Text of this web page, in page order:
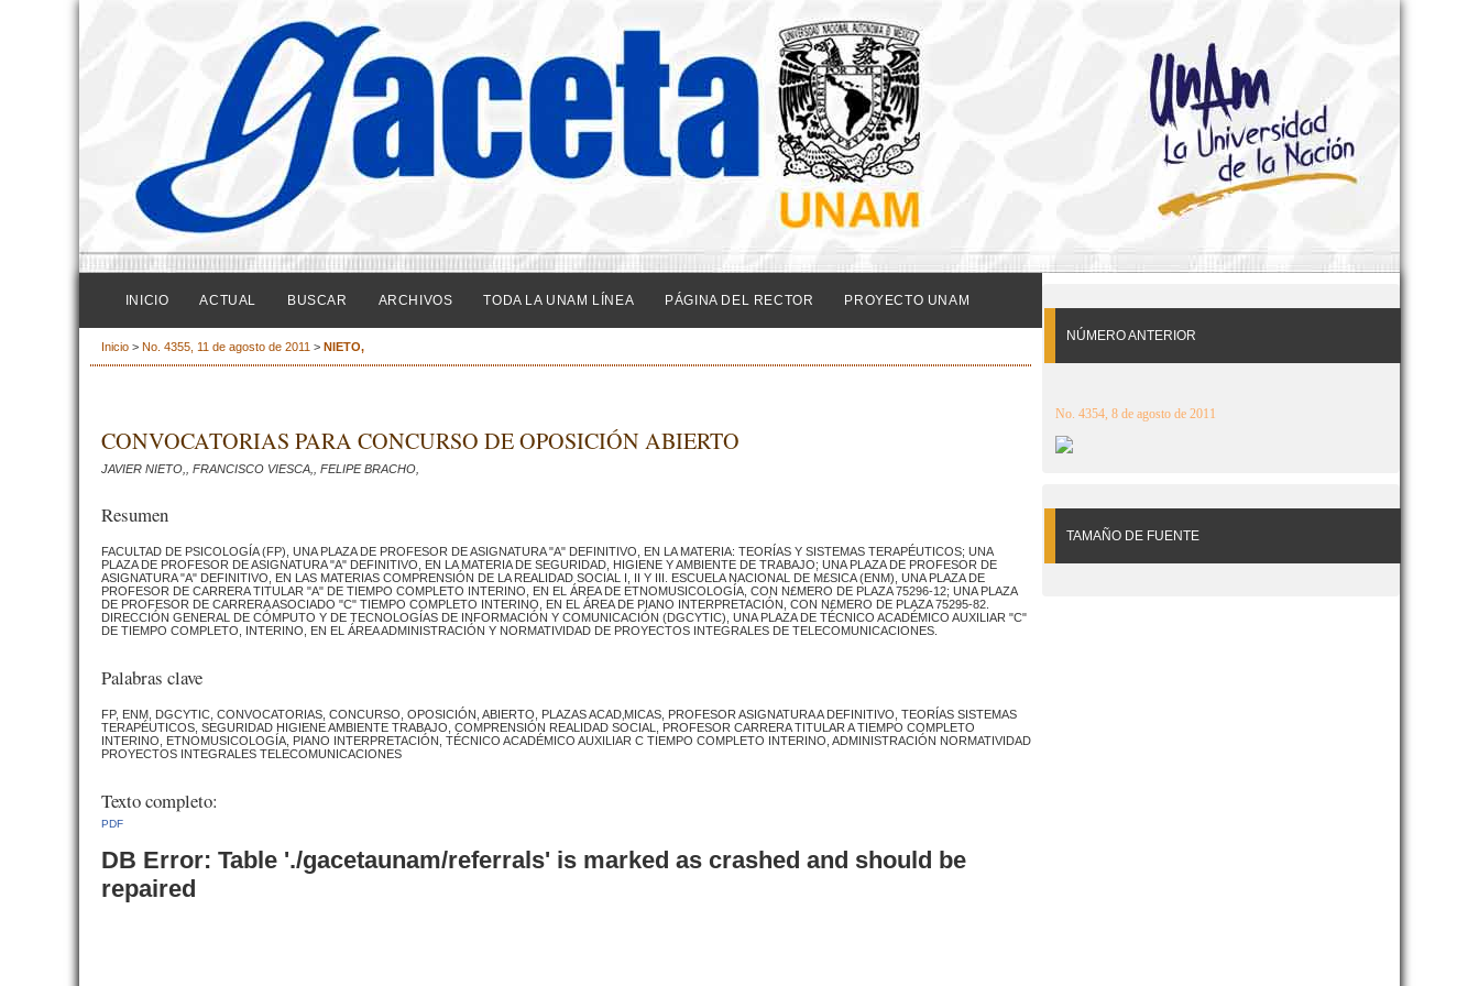
NÚMERO ANTERIOR
No. 4354, 8 de agosto de 2011
TAMAÑO DE FUENTE
INICIO ACTUAL BUSCAR ARCHIVOS TODA LA UNAM LÍNEA PÁGINA DEL RECTOR PROYECTO UNAM
Inicio > No. 4355, 11 de agosto de 2011 > NIETO,
CONVOCATORIAS PARA CONCURSO DE OPOSICIÓN ABIERTO
JAVIER NIETO,, FRANCISCO VIESCA,, FELIPE BRACHO,
Resumen
FACULTAD DE PSICOLOGÍA (FP), UNA PLAZA DE PROFESOR DE ASIGNATURA "A" DEFINITIVO, EN LA MATERIA: TEORÍAS Y SISTEMAS TERAPÉUTICOS; UNA
PLAZA DE PROFESOR DE ASIGNATURA "A" DEFINITIVO, EN LA MATERIA DE SEGURIDAD, HIGIENE Y AMBIENTE DE TRABAJO; UNA PLAZA DE PROFESOR DE
ASIGNATURA "A" DEFINITIVO, EN LAS MATERIAS COMPRENSIÓN DE LA REALIDAD SOCIAL I, II Y III. ESCUELA NACIONAL DE M£SICA (ENM), UNA PLAZA DE
PROFESOR DE CARRERA TITULAR "A" DE TIEMPO COMPLETO INTERINO, EN EL ÁREA DE ETNOMUSICOLOGÍA, CON N£MERO DE PLAZA 75296-12; UNA PLAZA
DE PROFESOR DE CARRERA ASOCIADO "C" TIEMPO COMPLETO INTERINO, EN EL ÁREA DE PIANO INTERPRETACIÓN, CON N£MERO DE PLAZA 75295-82.
DIRECCIÓN GENERAL DE CÓMPUTO Y DE TECNOLOGÍAS DE INFORMACIÓN Y COMUNICACIÓN (DGCYTIC), UNA PLAZA DE TÉCNICO ACADÉMICO AUXILIAR "C"
DE TIEMPO COMPLETO, INTERINO, EN EL ÁREA ADMINISTRACIÓN Y NORMATIVIDAD DE PROYECTOS INTEGRALES DE TELECOMUNICACIONES.
Palabras clave
FP, ENM, DGCYTIC, CONVOCATORIAS, CONCURSO, OPOSICIÓN, ABIERTO, PLAZAS ACAD‚MICAS, PROFESOR ASIGNATURA A DEFINITIVO, TEORÍAS SISTEMAS
TERAPÉUTICOS, SEGURIDAD HIGIENE AMBIENTE TRABAJO, COMPRENSIÓN REALIDAD SOCIAL, PROFESOR CARRERA TITULAR A TIEMPO COMPLETO
INTERINO, ETNOMUSICOLOGÍA, PIANO INTERPRETACIÓN, TÉCNICO ACADÉMICO AUXILIAR C TIEMPO COMPLETO INTERINO, ADMINISTRACIÓN NORMATIVIDAD
PROYECTOS INTEGRALES TELECOMUNICACIONES
Texto completo:
PDF
DB Error: Table './gacetaunam/referrals' is marked as crashed and should be
repaired